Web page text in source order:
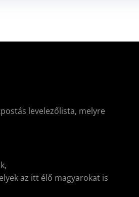
levelezőlista, melyre
az itt élő magyarokat is